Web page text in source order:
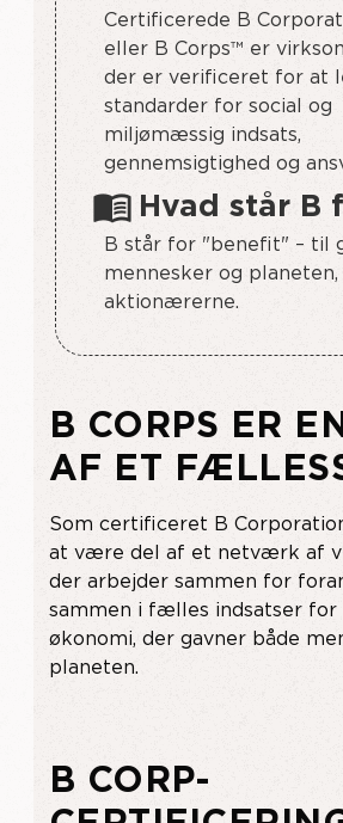
Certificerede B
eller B Corps™ er
der er verificeret for at
standarder for social og
miljømæssig indsats,
gennemsigtighed og
menu_book Hvad står B
B står for "benefit" – til
mennesker og
aktionærerne.
B CORPS ER
AF ET
Som certificeret B
at være del af et netværk af
der arbejder sammen for
sammen i fælles indsatser for
økonomi, der gavner både
planeten.
B CORP-